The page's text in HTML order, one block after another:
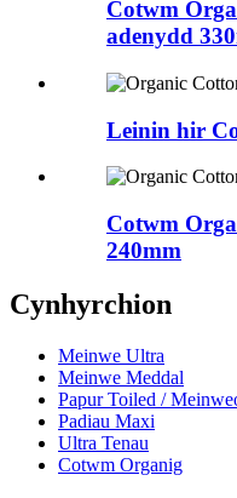
Cotwm
adenydd
Leinin hir
Cotwm
240mm
Cynhyrchion
Meinwe Ultra
Meinwe Meddal
Papur Toiled /
Padiau Maxi
Ultra Tenau
Cotwm Organig